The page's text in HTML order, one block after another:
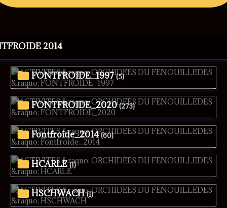
2014
FONTFROIDE_1997 (5)
FONTFROIDE_2020 (273)
Fontfroide_2014 (60)
HCARLE (1)
HSCHWACH (1)